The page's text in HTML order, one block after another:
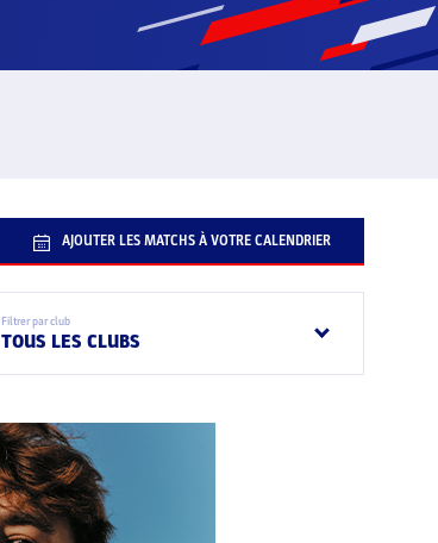
AJOUTER LES MATCHS À VOTRE CALENDRIER
Filtrer par club
TOUS LES CLUBS